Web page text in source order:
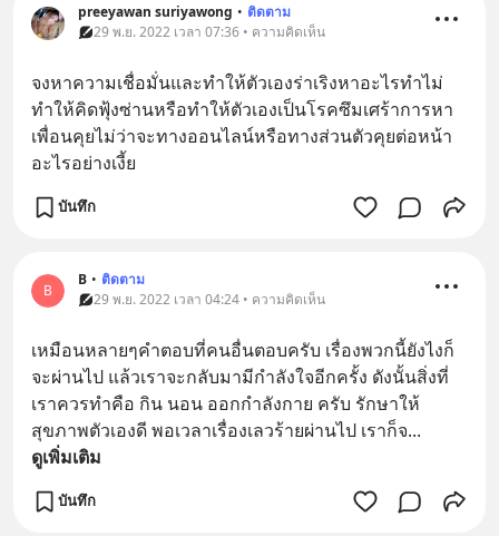
preeyawan suriyawong • ติดตาม
29 พ.ย. 2022 เวลา 07:36 • ความคิดเห็น
จงหาความเชื่อมั่นและทำให้ตัวเองร่าเริงหาอะไรทำไม่
ทำให้คิดฟุ้งซ่านหรือทำให้ตัวเองเป็นโรคซึมเศร้าการหา
เพื่อนคุยไม่ว่าจะทางออนไลน์หรือทางส่วนตัวคุยต่อหน้า
อะไรอย่างเงี้ย
บันทึก
B
B • ติดตาม
29 พ.ย. 2022 เวลา 04:24 • ความคิดเห็น
เหมือนหลายๆคำตอบที่คนอื่นตอบครับ เรื่องพวกนี้ยังไงก็
จะผ่านไป แล้วเราจะกลับมามีกำลังใจอีกครั้ง ดังนั้นสิ่งที่
เราควรทำคือ กิน นอน ออกกำลังกาย ครับ รักษาให้
สุขภาพตัวเองดี พอเวลาเรื่องเลวร้ายผ่านไป เราก็จ...
ดูเพิ่มเติม
บันทึก